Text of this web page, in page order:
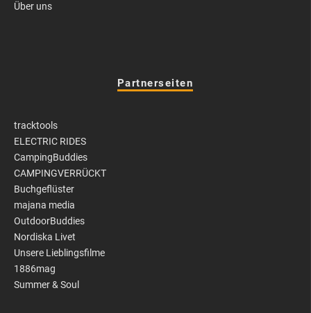
Über uns
Partnerseiten
tracktools
ELECTRIC RIDES
CampingBuddies
CAMPINGVERRÜCKT
Buchgeflüster
majana media
OutdoorBuddies
Nordiska Livet
Unsere Lieblingsfilme
1886mag
Summer & Soul